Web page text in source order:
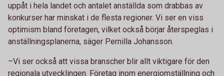
uppåt i hela landet och antalet anställda som drabbas av
konkurser har minskat i de flesta regioner. Vi ser en viss
optimism bland företagen, vilket också börjar återspeglas i
anställningsplanerna, säger Pernilla Johansson.
–Vi ser också att vissa branscher blir allt viktigare för den
regionala utvecklingen. Företag inom energiomställning och